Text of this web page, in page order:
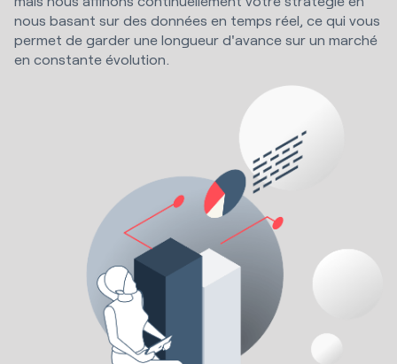
nous basant sur des données en temps réel, ce qui vous
permet de garder une longueur d'avance sur un marché
en constante évolution.